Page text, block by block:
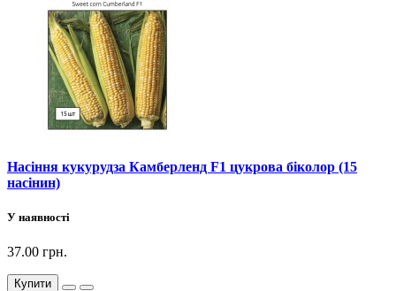
Насіння кукурудза Камберленд F1 цукрова біколор (15
насінин)
У наявності
37.00 грн.
Купити